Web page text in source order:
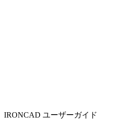
IRONCAD ユーザーガイド